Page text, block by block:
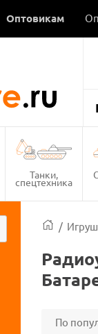
Оптовикам
Танки,
спецтехника
/
По